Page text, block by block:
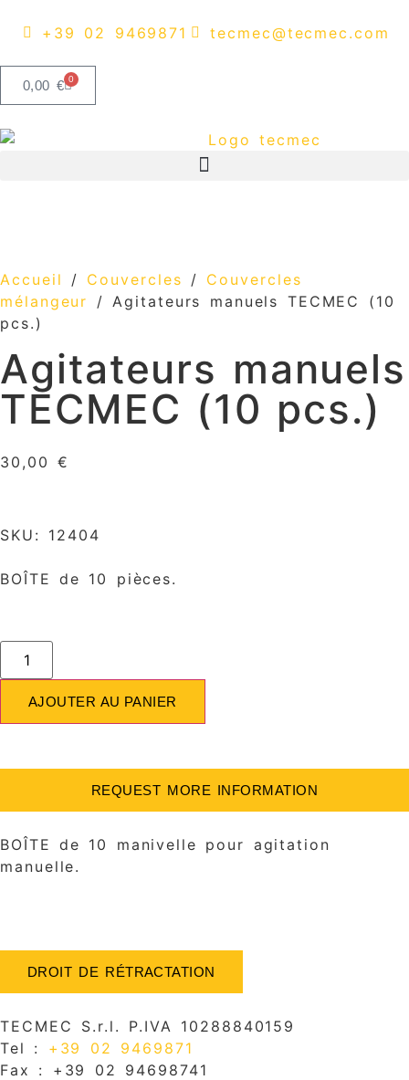
principal
+39 02 9469871 tecmec@tecmec.com
0,00 € 0
Accueil / Couvercles / Couvercles
mélangeur
/ Agitateurs manuels TECMEC (10
pcs.)
Agitateurs manuels
TECMEC (10 pcs.)
30,00€
SKU: 12404
BOÎTE de 10 pièces.
AJOUTER AU PANIER
REQUEST MORE INFORMATION
BOÎTE de 10 manivelle pour agitation
manuelle.
DROIT DE RÉTRACTATION
TECMEC S.r.l. P.IVA 10288840159
Tel :
+39 02 9469871
Fax : +39 02 94698741